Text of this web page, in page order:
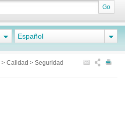
Go
Español
> Calidad > Seguridad